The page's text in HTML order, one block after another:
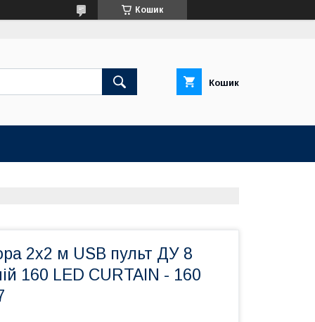
Кошик
Кошик
2х2 м USB пульт ДУ 8
160 LED CURTAIN - 160